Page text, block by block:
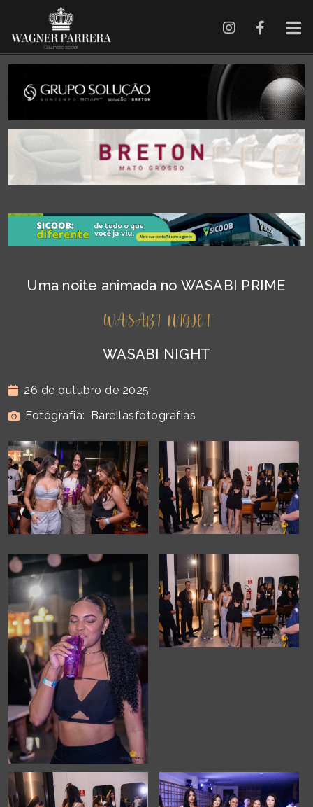
Uma noite animada no WASABI PRIME
WASABI NIGHT
WASABI NIGHT
26 de outubro de 2025
Fotógrafia: Barellasfotografias